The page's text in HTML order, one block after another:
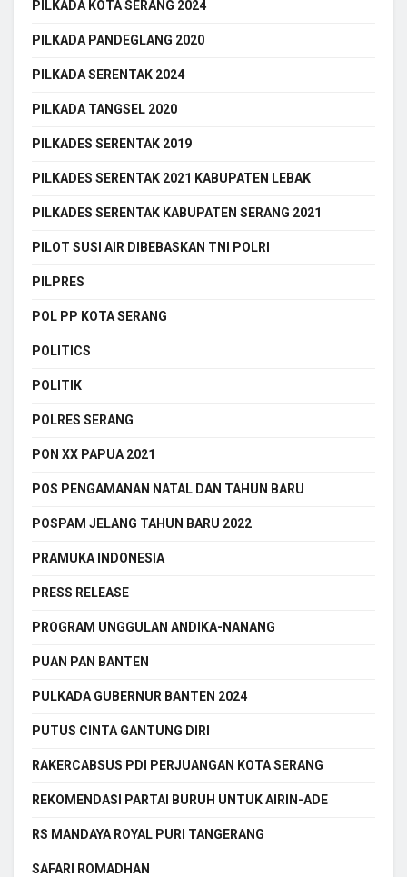
PILKADA KOTA SERANG 2024
PILKADA PANDEGLANG 2020
PILKADA SERENTAK 2024
PILKADA TANGSEL 2020
PILKADES SERENTAK 2019
PILKADES SERENTAK 2021 KABUPATEN LEBAK
PILKADES SERENTAK KABUPATEN SERANG 2021
PILOT SUSI AIR DIBEBASKAN TNI POLRI
PILPRES
POL PP KOTA SERANG
POLITICS
POLITIK
POLRES SERANG
PON XX PAPUA 2021
POS PENGAMANAN NATAL DAN TAHUN BARU
POSPAM JELANG TAHUN BARU 2022
PRAMUKA INDONESIA
PRESS RELEASE
PROGRAM UNGGULAN ANDIKA-NANANG
PUAN PAN BANTEN
PULKADA GUBERNUR BANTEN 2024
PUTUS CINTA GANTUNG DIRI
RAKERCABSUS PDI PERJUANGAN KOTA SERANG
REKOMENDASI PARTAI BURUH UNTUK AIRIN-ADE
RS MANDAYA ROYAL PURI TANGERANG
SAFARI ROMADHAN